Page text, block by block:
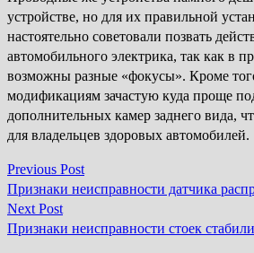
устройстве, но для их правильной
настоятельно советовали позвать
автомобильного электрика, так как в
возможны разные «фокусы». Кроме
модификациям зачастую куда проще
дополнительных камер заднего вида,
для владельцев здоровых автомобилей.
Навігація
записів
Previous PostPrevious
post:
Признаки неисправности датчика
Next PostNext
post:
Признаки неисправности стоек